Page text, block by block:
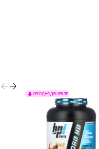
СЕГОДНЯ ДЕШЕВЛЕ